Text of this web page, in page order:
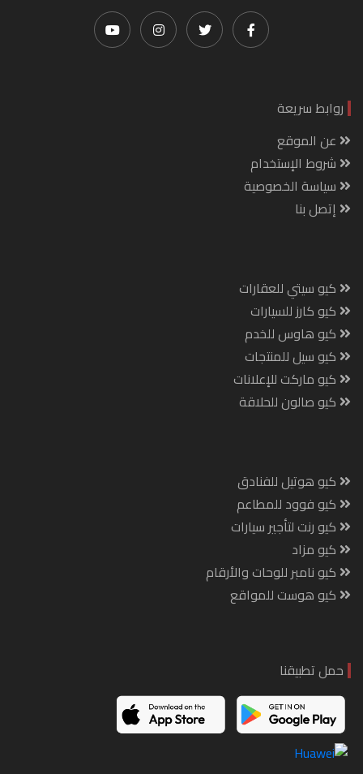
روابط سريعة
عن الموقع
شروط الإستخدام
سياسة الخصوصية
إتصل بنا
كيو سيتي للعقارات
كيو كارز للسيارات
كيو هاوس للخدم
كيو سيل للمنتجات
كيو ماركت للإعلانات
كيو صالون للحلاقة
كيو هوتيل للفنادق
كيو فوود للمطاعم
كيو رنت لتأجير سيارات
كيو مزاد
كيو نامبر للوحات والأرقام
كيو هوست للمواقع
حمل تطبيقنا